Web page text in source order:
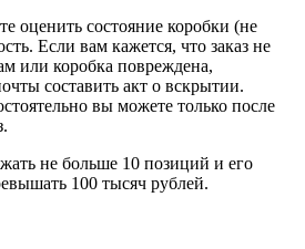
оценить состояние коробки (не
Если вам кажется, что заказ не
или коробка повреждена,
составить акт о вскрытии.
вы можете только после
не больше 10 позиций и его
100 тысяч рублей.